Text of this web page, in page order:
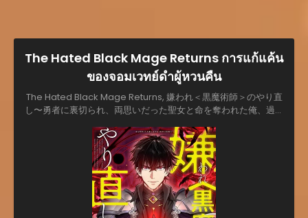
The Hated Black Mage Returns การแก้แค้น
ของจอมเวทย์ดำผู้หวนคืน
The Hated Black Mage Returns, 嫌われ＜黒魔術師＞のやり直
し〜勇者に裏切られ、両思いだった聖女と命を奪われた俺、過去